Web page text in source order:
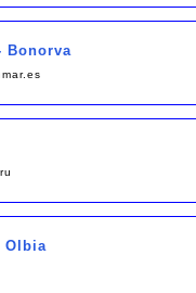
Bonorva
Olbia